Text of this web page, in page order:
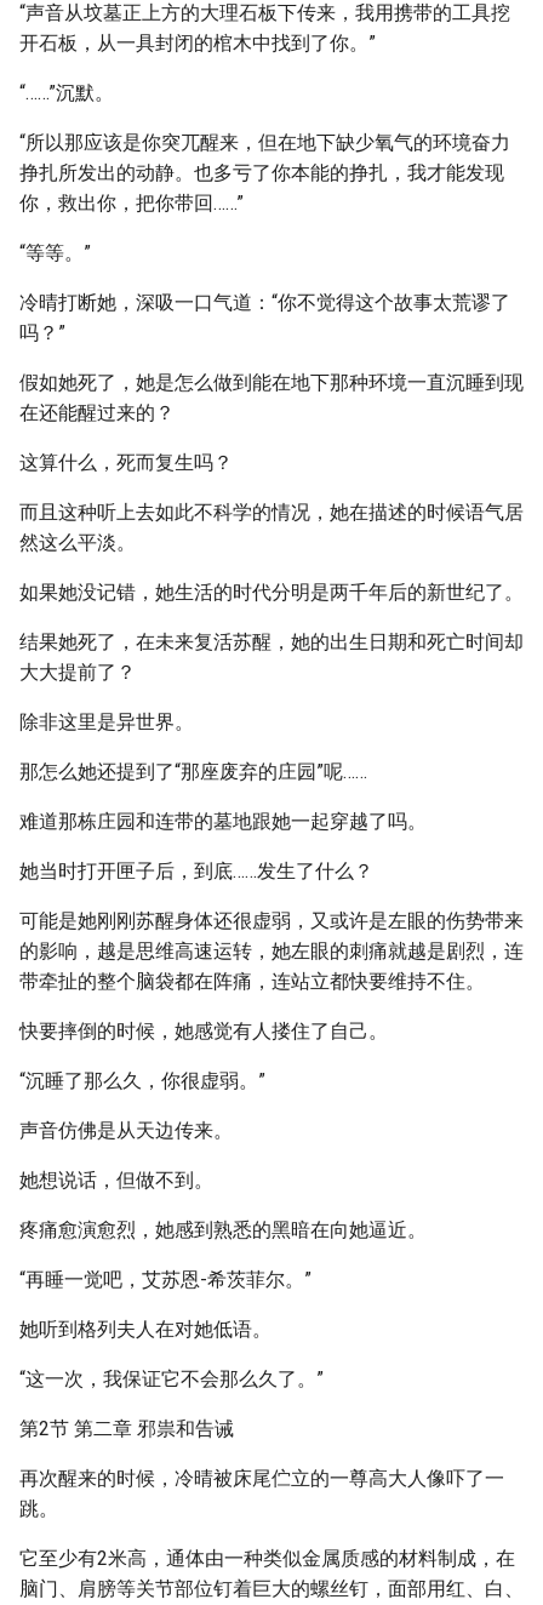
“声音从坟墓正上方的大理石板下传来，我用携带的工具挖
开石板，从一具封闭的棺木中找到了你。”
“……”沉默。
“所以那应该是你突兀醒来，但在地下缺少氧气的环境奋力
挣扎所发出的动静。也多亏了你本能的挣扎，我才能发现
你，救出你，把你带回……”
“等等。”
冷晴打断她，深吸一口气道：“你不觉得这个故事太荒谬了
吗？”
假如她死了，她是怎么做到能在地下那种环境一直沉睡到现
在还能醒过来的？
这算什么，死而复生吗？
而且这种听上去如此不科学的情况，她在描述的时候语气居
然这么平淡。
如果她没记错，她生活的时代分明是两千年后的新世纪了。
结果她死了，在未来复活苏醒，她的出生日期和死亡时间却
大大提前了？
除非这里是异世界。
那怎么她还提到了“那座废弃的庄园”呢……
难道那栋庄园和连带的墓地跟她一起穿越了吗。
她当时打开匣子后，到底……发生了什么？
可能是她刚刚苏醒身体还很虚弱，又或许是左眼的伤势带来
的影响，越是思维高速运转，她左眼的刺痛就越是剧烈，连
带牵扯的整个脑袋都在阵痛，连站立都快要维持不住。
快要摔倒的时候，她感觉有人搂住了自己。
“沉睡了那么久，你很虚弱。”
声音仿佛是从天边传来。
她想说话，但做不到。
疼痛愈演愈烈，她感到熟悉的黑暗在向她逼近。
“再睡一觉吧，艾苏恩-希茨菲尔。”
她听到格列夫人在对她低语。
“这一次，我保证它不会那么久了。”
第2节 第二章 邪祟和告诫
再次醒来的时候，冷晴被床尾伫立的一尊高大人像吓了一
跳。
它至少有2米高，通体由一种类似金属质感的材料制成，在
脑门、肩膀等关节部位钉着巨大的螺丝钉，面部用红、白、